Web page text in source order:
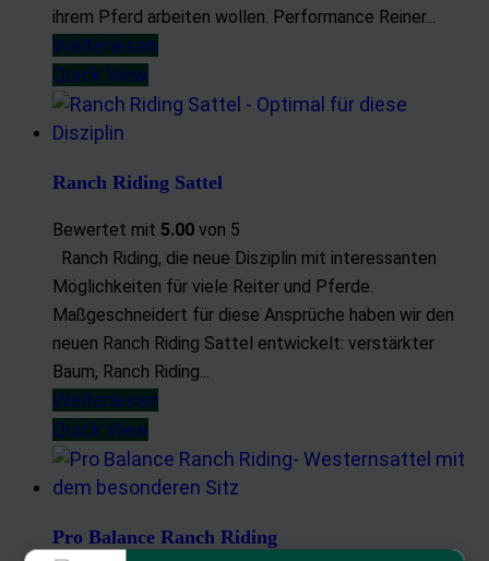
ihrem Pferd arbeiten wollen. Performance Reiner...
Weiterlesen
Quick View
Ranch Riding Sattel
Bewertet mit 5.00 von 5
Ranch Riding, die neue Disziplin mit interessanten
Möglichkeiten für viele Reiter und Pferde.
Maßgeschneidert für diese Ansprüche haben wir den
neuen Ranch Riding Sattel entwickelt: verstärkter
Baum, Ranch Riding...
Weiterlesen
Quick View
Pro Balance Ranch Riding